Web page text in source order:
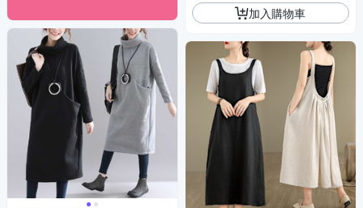
加入購物車